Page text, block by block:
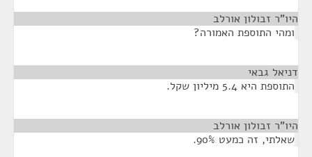
היו"ר זבולון אורלב
ומהי התוספת האמורה?
דניאל גבאי
התוספת היא 5.4 מיליון שקל.
היו"ר זבולון אורלב
שאלתי, זה כמעט 90%.